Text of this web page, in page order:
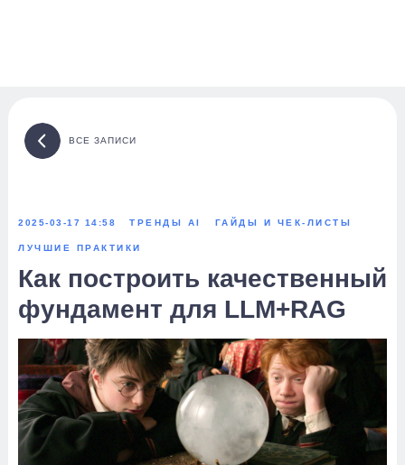
ВСЕ ЗАПИСИ
2025-03-17 14:58 ТРЕНДЫ AI ГАЙДЫ И ЧЕК-ЛИСТЫ
ЛУЧШИЕ ПРАКТИКИ
Как построить качественный
фундамент для LLM+RAG